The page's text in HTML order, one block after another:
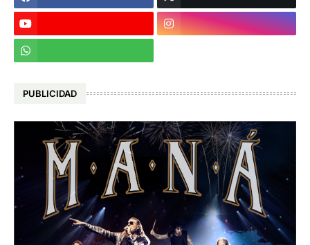
PUBLICIDAD